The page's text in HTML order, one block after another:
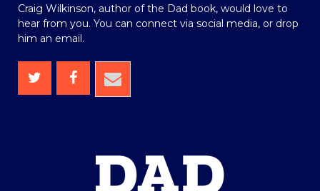
Craig Wilkinson, author of the Dad book, would love to
hear from you. You can connect via social media, or drop
him an email.